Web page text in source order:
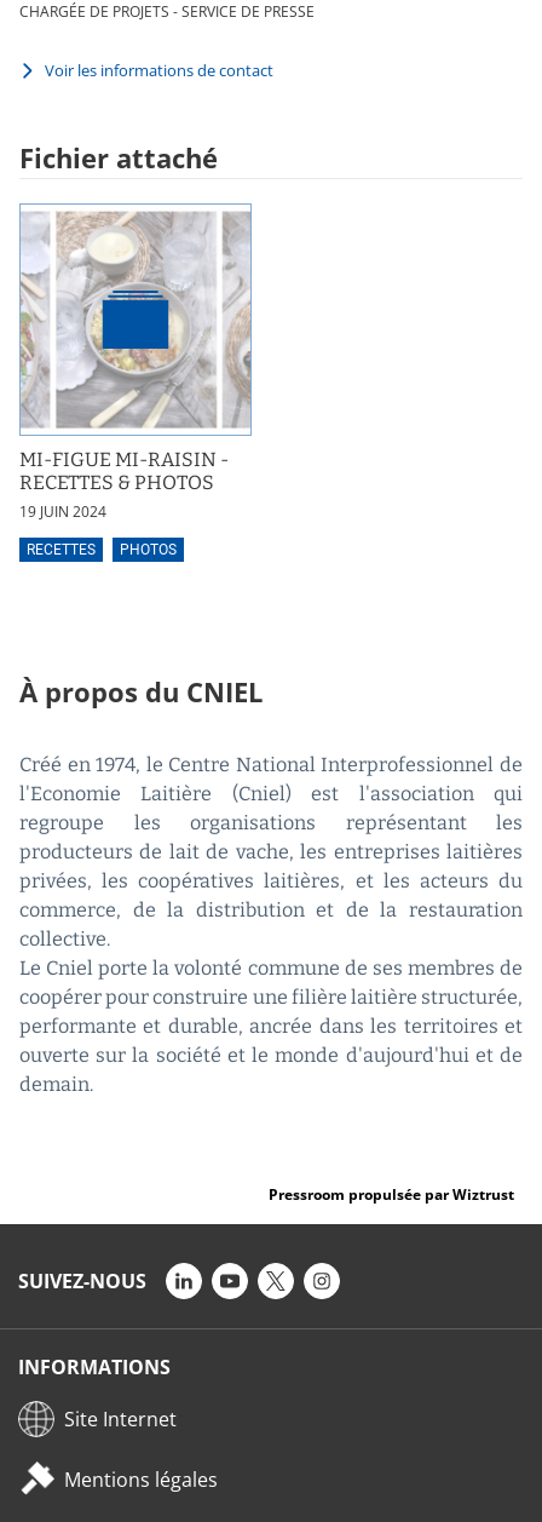
CHARGÉE DE PROJETS - SERVICE DE PRESSE
Voir les informations de contact
Fichier attaché
MI-FIGUE MI-RAISIN -
RECETTES & PHOTOS
19 JUIN 2024
RECETTES PHOTOS
À propos du CNIEL
Créé en 1974, le Centre National Interprofessionnel de
l'Economie Laitière (Cniel) est l'association qui
regroupe les organisations représentant les
producteurs de lait de vache, les entreprises laitières
privées, les coopératives laitières, et les acteurs du
commerce, de la distribution et de la restauration
collective.
Le Cniel porte la volonté commune de ses membres de
coopérer pour construire une filière laitière structurée,
performante et durable, ancrée dans les territoires et
ouverte sur la société et le monde d'aujourd'hui et de
demain.
Pressroom propulsée par Wiztrust
SUIVEZ-NOUS
INFORMATIONS
Site Internet
Mentions légales